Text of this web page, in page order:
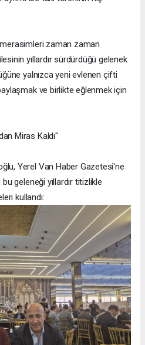
merasimleri zaman zaman
yıllardır sürdürdüğü gelenek
yalnızca yeni evlenen çifti
ve birlikte eğlenmek için
Miras Kaldı"
Yerel Van Haber Gazetesi'ne
geleneği yıllardır titizlikle
kullandı: